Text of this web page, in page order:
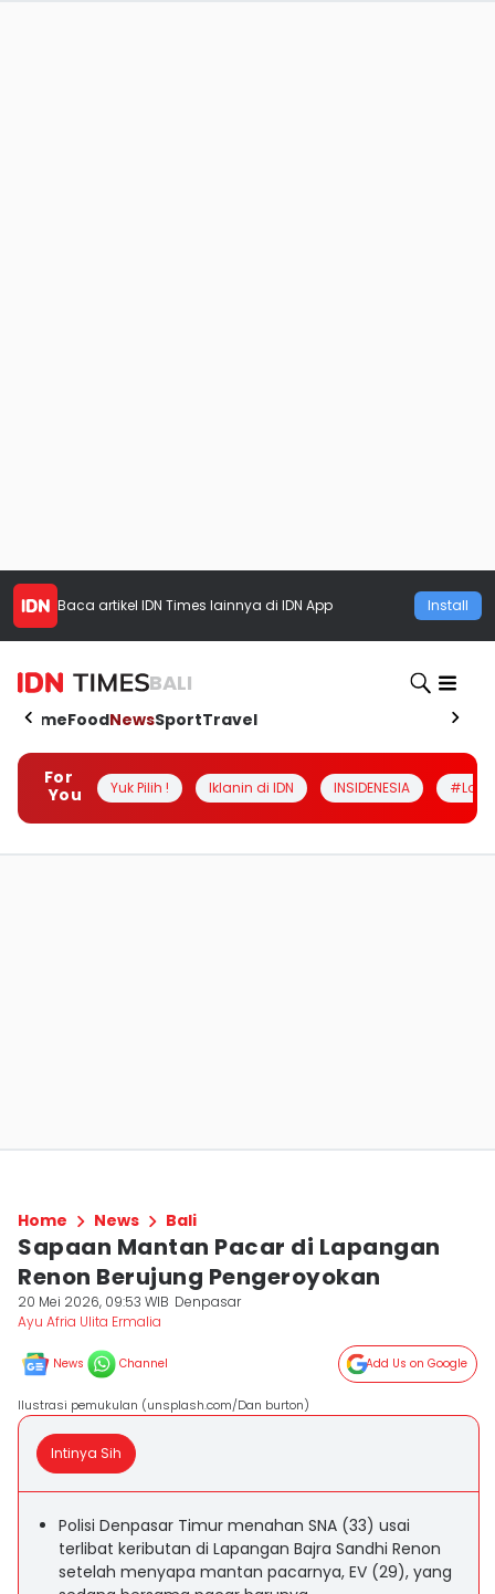
Baca artikel IDN Times lainnya di IDN App Install
BALI
HomeFoodNewsSportTravel
For
You
Yuk Pilih ! Iklanin di IDN INSIDENESIA
Home News Bali
Sapaan Mantan Pacar di Lapangan
Renon Berujung Pengeroyokan
20 Mei 2026, 09:53 WIB Denpasar
Ayu Afria Ulita Ermalia
News Channel Add Us on Google
Ilustrasi pemukulan (unsplash.com/Dan burton)
Intinya Sih
Polisi Denpasar Timur menahan SNA (33) usai
terlibat keributan di Lapangan Bajra Sandhi Renon
setelah menyapa mantan pacarnya, EV (29), yang